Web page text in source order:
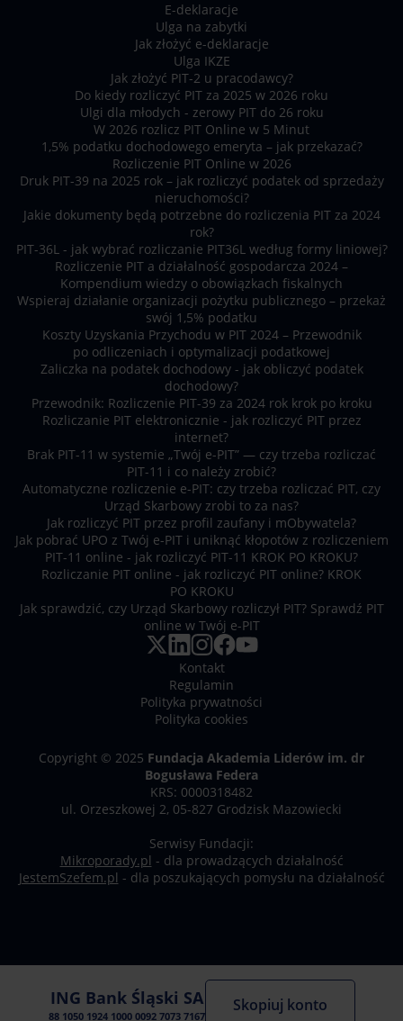
ING Bank Śląski SA
88 1050 1924 1000 0092 7073 7167
Skopiuj konto
E-deklaracje
Ulga na zabytki
Jak złożyć e-deklaracje
Ulga IKZE
Jak złożyć PIT-2 u pracodawcy?
Do kiedy rozliczyć PIT za 2025 w 2026 roku
Ulgi dla młodych - zerowy PIT do 26 roku
W 2026 rozlicz PIT Online w 5 Minut
1,5% podatku dochodowego emeryta – jak przekazać?
Rozliczenie PIT Online w 2026
Druk PIT-39 na 2025 rok – jak rozliczyć podatek od sprzedaży
nieruchomości?
Jakie dokumenty będą potrzebne do rozliczenia PIT za 2024
rok?
PIT-36L - jak wybrać rozliczanie PIT36L według formy liniowej?
Rozliczenie PIT a działalność gospodarcza 2024 –
Kompendium wiedzy o obowiązkach fiskalnych
Wspieraj działanie organizacji pożytku publicznego – przekaż
swój 1,5% podatku
Koszty Uzyskania Przychodu w PIT 2024 – Przewodnik
po odliczeniach i optymalizacji podatkowej
Zaliczka na podatek dochodowy - jak obliczyć podatek
dochodowy?
Przewodnik: Rozliczenie PIT-39 za 2024 rok krok po kroku
Rozliczanie PIT elektronicznie - jak rozliczyć PIT przez
internet?
Brak PIT-11 w systemie „Twój e-PIT” — czy trzeba rozliczać
PIT-11 i co należy zrobić?
Automatyczne rozliczenie e-PIT: czy trzeba rozliczać PIT, czy
Urząd Skarbowy zrobi to za nas?
Jak rozliczyć PIT przez profil zaufany i mObywatela?
Jak pobrać UPO z Twój e-PIT i uniknąć kłopotów z rozliczeniem
PIT-11 online - jak rozliczyć PIT-11 KROK PO KROKU?
Rozliczanie PIT online - jak rozliczyć PIT online? KROK
PO KROKU
Jak sprawdzić, czy Urząd Skarbowy rozliczył PIT? Sprawdź PIT
online w Twój e-PIT
Kontakt
Regulamin
Polityka prywatności
Polityka cookies
Copyright © 2025 Fundacja Akademia Liderów im. dr
Bogusława Federa
KRS: 0000318482
ul. Orzeszkowej 2, 05-827 Grodzisk Mazowiecki
Serwisy Fundacji:
Mikroporady.pl - dla prowadzących działalność
JestemSzefem.pl - dla poszukających pomysłu na działalność